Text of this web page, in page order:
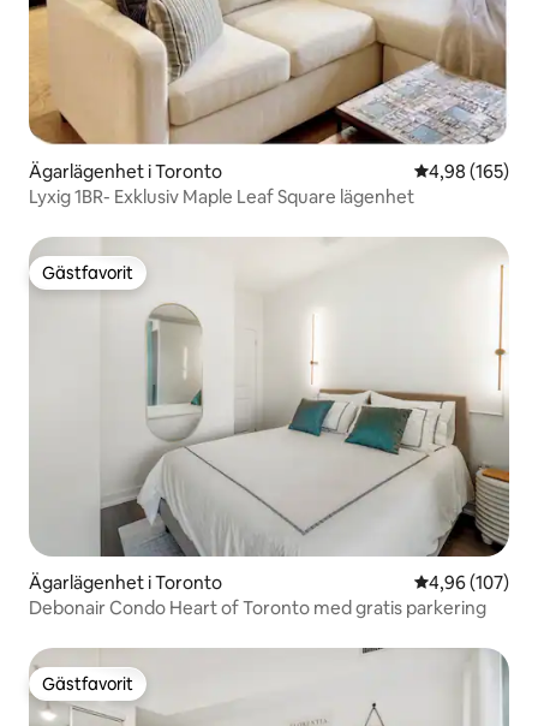
Ägarlägenhet i Toronto 4,98 av 5 i
4,98 (165)
Lyxig 1BR- Exklusiv Maple Leaf Square lägenhet
Gästfavorit
Gästfavorit
Ägarlägenhet i Toronto 4,96 av 5 i
4,96 (107)
Debonair Condo Heart of Toronto med gratis parkering
Gästfavorit
Gästfavorit